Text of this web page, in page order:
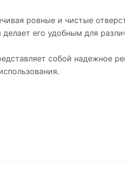
и удобство
ровные и чистые
его удобным для
собой надежное